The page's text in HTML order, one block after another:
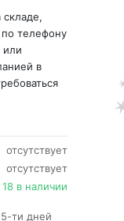
складе,
телефону
или
в
отсутствует
отсутствует
18 в наличии
ти дней